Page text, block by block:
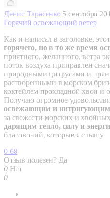
Денис Тарасенко 5 сентября
Горячий освежающий ветер
Как и написал в заголовке,
горячего, но в то же время
приятного, желанного, ветра
поток воздуха приправлен
природными цитрусами и
растворенными в морском
коктейлем прохладной хвои и
Получаю огромное
освежающим и интригующим
за свежести морских и
дарящим тепло, силу и
благовоний, которые я слышу.
0 68
Отзыв полезен? Да
0 Нет
0